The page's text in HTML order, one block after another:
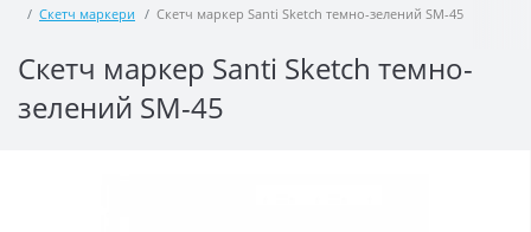
Скетч маркери Скетч маркер Santi Sketch темно-зелений SM-45
Скетч маркер Santi Sketch темно-
зелений SM-45